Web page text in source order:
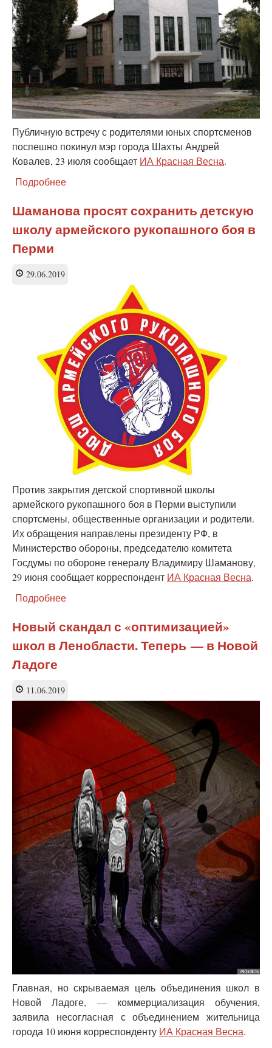
Публичную встречу с родителями юных спортсменов
поспешно покинул мэр города Шахты Андрей
Ковалев, 23 июля сообщает ИА Красная Весна.
Подробнее
Шахт
бежал
с
гимнастики
Шаманова просят сохранить детскую
школу армейского рукопашного боя в
Перми
29.06.2019
Против закрытия детской спортивной школы
армейского рукопашного боя в Перми выступили
спортсмены, общественные организации и родители.
Их обращения направлены президенту РФ, в
Министерство обороны, председателю комитета
Госдумы по обороне генералу Владимиру Шаманову,
29 июня сообщает корреспондент ИА Красная Весна.
Подробнее
просят
сохранить
детскую
в
Новый скандал с «оптимизацией»
школ в Ленобласти. Теперь — в Новой
Ладоге
11.06.2019
Главная, но скрываемая цель объединения школ в
Новой Ладоге, — коммерциализация обучения,
заявила несогласная с объединением жительница
города 10 июня корреспонденту ИА Красная Весна.